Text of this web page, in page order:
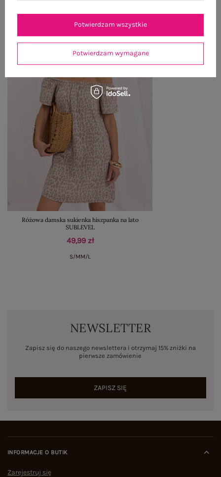
Różowa damska sukienka hiszpanka na lato
SUBLEVEL
49,99 zł
S/MM/L
NEWSLETTER
Zapisz się do naszego newslettera i otrzymaj 15% zniżki na
pierwsze zamówienie
ZAPISZ SIĘ
INFORMACJE O BUTIK
Zarejestruj się
Potwierdzam wymagane
Potwierdzam wszystkie